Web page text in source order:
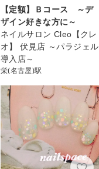
【定額】Ｂコース ～デ
ザイン好きな方に～
ネイルサロン Cleo【クレ
オ】 伏見店 ～パラジェル
導入店～
栄(名古屋)駅